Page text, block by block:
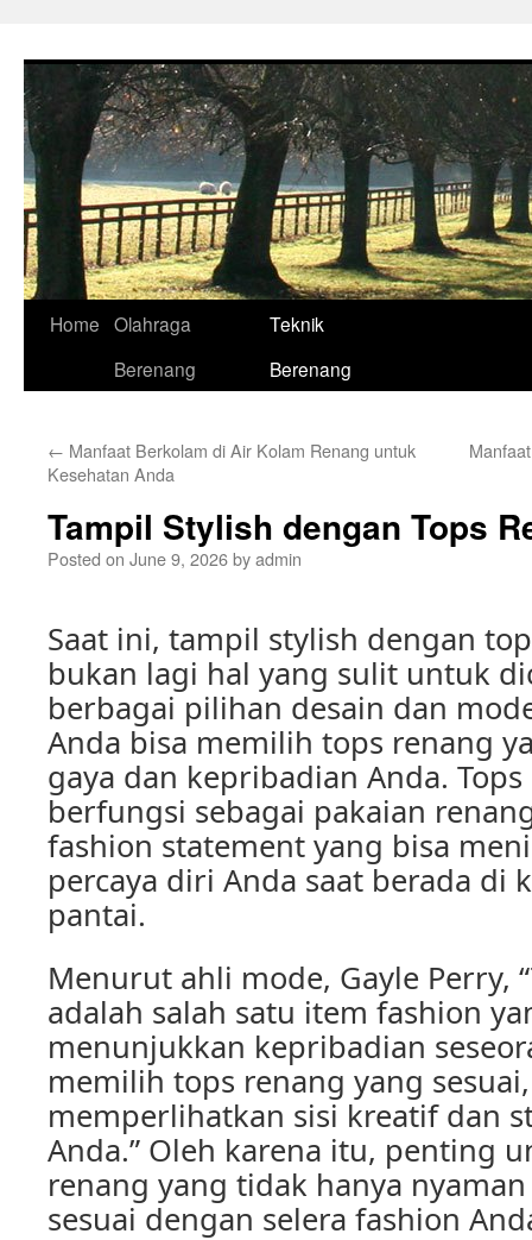
Home Olahraga
Berenang
Teknik
Berenang
← Manfaat Berkolam di Air Kolam Renang untuk
Kesehatan Anda
Tampil Stylish dengan Tops
Posted on June 9, 2026byadmin
Saat ini, tampil stylish dengan
bukan lagi hal yang sulit untuk
berbagai pilihan desain dan
Anda bisa memilih tops renang
gaya dan kepribadian Anda.
berfungsi sebagai pakaian
fashion statement yang bisa
percaya diri Anda saat berada di
pantai.
Menurut ahli mode, Gayle Perry,
adalah salah satu item fashion
menunjukkan kepribadian
memilih tops renang yang
memperlihatkan sisi kreatif dan
Anda.” Oleh karena itu, penting
renang yang tidak hanya
sesuai dengan selera fashion